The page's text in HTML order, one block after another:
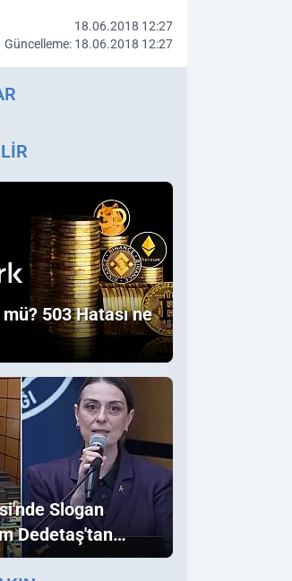
18.06.2018 12:27
Güncelleme: 18.06.2018 12:27
503 Hatası ne
Slogan
Dedetaş'tan
ve